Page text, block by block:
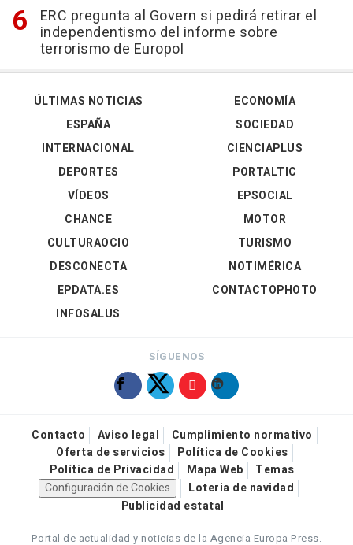
ERC pregunta al Govern si pedirá retirar el
independentismo del informe sobre
terrorismo de Europol
ÚLTIMAS NOTICIAS
ESPAÑA
INTERNACIONAL
DEPORTES
VÍDEOS
ECONOMÍA
SOCIEDAD
CIENCIAPLUS
PORTALTIC
EPSOCIAL
CHANCE
CULTURAOCIO
DESCONECTA
EPDATA.ES
INFOSALUS
MOTOR
TURISMO
NOTIMÉRICA
CONTACTOPHOTO
SÍGUENOS
Contacto Aviso legal
Cumplimiento normativo
Oferta de servicios
Política de Cookies
Política de Privacidad
Mapa Web
Temas
Configuración de Cookies
Loteria de navidad
Publicidad estatal
Portal de actualidad y noticias de la Agencia Europa Press.